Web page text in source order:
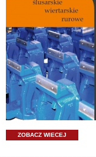
ZOBACZ WIECEJ